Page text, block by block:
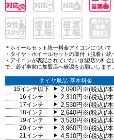
＊ホイールセット統一料金アイコンについて
・タイヤ・ホイールセットの取付（脱着）統
・アイコンが表記されていない加盟店の料
で、必ず事前に加盟店へ確認をお願いします。
タイヤ単品 基本料金
15インチ以下
▶ 2,090円※(税込)/本
16インチ ▶ 2,310円※(税込)/本
17インチ ▶ 2,530円※(税込)/本
18インチ ▶ 2,640円※(税込)/本
19インチ ▶ 3,520円※(税込)/本
20インチ ▶ 3,960円※(税込)/本
21インチ ▶ 4,510円※(税込)/本